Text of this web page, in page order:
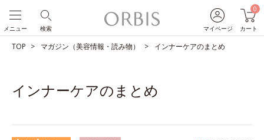
マイページ
0
カート
検索
メニュー
TOP マガジン（美容情報・読み物） インナーケアのまとめ
インナーケアのまとめ